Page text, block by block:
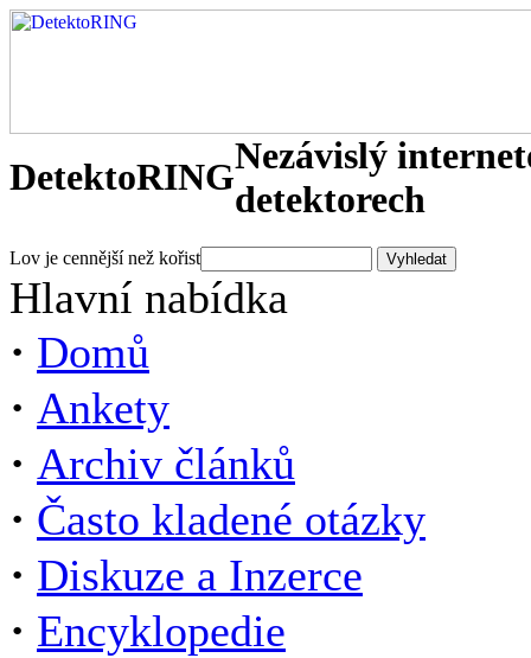
DetektoRINGNezávislý
detektorech
Lov je cennější než kořist
Hlavní nabídka
· Domů
· Ankety
· Archiv článků
· Často kladené otázky
· Diskuze a Inzerce
· Encyklopedie